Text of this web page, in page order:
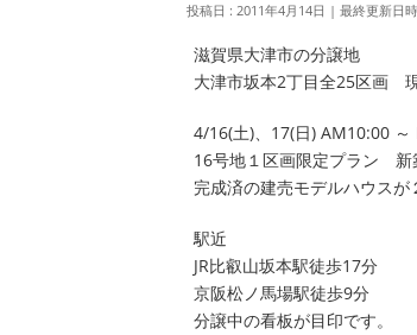
投稿日 : 2011年4月14日 最終更新日
滋賀県大津市の分譲地
大津市坂本2丁目全25区画
4/16(土)、17(日) AM10:00 ～
16号地１区画限定プラン 新
完成済の建売モデルハウスが
駅近
JR比叡山坂本駅徒歩17分
京阪松ノ馬場駅徒歩9分
分譲中の看板が目印です。